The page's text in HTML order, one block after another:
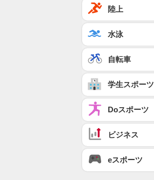
陸上
水泳
自転車
学生スポーツ
Doスポーツ
ビジネス
eスポーツ